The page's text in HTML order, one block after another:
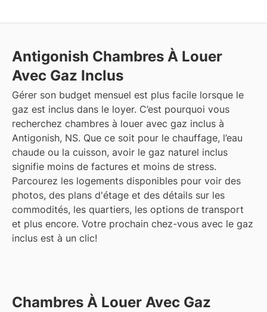
Antigonish Chambres À Louer
Avec Gaz Inclus
Gérer son budget mensuel est plus facile lorsque le
gaz est inclus dans le loyer. C’est pourquoi vous
recherchez chambres à louer avec gaz inclus à
Antigonish, NS. Que ce soit pour le chauffage, l’eau
chaude ou la cuisson, avoir le gaz naturel inclus
signifie moins de factures et moins de stress.
Parcourez les logements disponibles pour voir des
photos, des plans d'étage et des détails sur les
commodités, les quartiers, les options de transport
et plus encore. Votre prochain chez-vous avec le gaz
inclus est à un clic!
Chambres À Louer Avec Gaz